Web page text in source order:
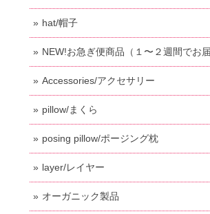
hat/帽子
NEW!お急ぎ便商品（１〜２週間でお届
Accessories/アクセサリー
pillow/まくら
posing pillow/ポージング枕
layer/レイヤー
オーガニック製品